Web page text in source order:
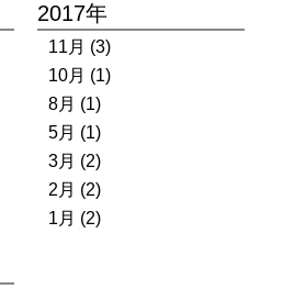
2017年
11月 (3)
10月 (1)
8月 (1)
5月 (1)
3月 (2)
2月 (2)
1月 (2)